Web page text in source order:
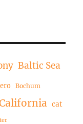
Baltic Sea
Bochum
cat